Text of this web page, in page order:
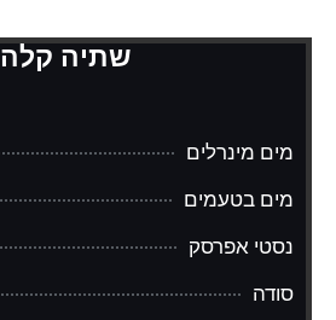
שתיה קלה
מים מינרלים
מים בטעמים
נסטי אפרסק
סודה